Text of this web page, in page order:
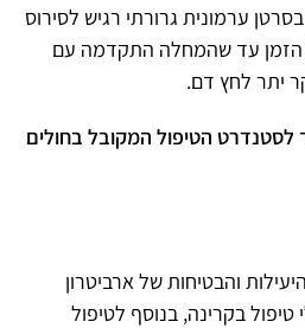
בסרטן ערמונית גרורתי רגיש לסירוס
הזמן עד שהמחלה התקדמה עם
יתר לחץ דם.
לסטנדרט הטיפול המקובל בחולים
והבטיחות של ארביטרון
בקרינה, בנוסף לטיפול